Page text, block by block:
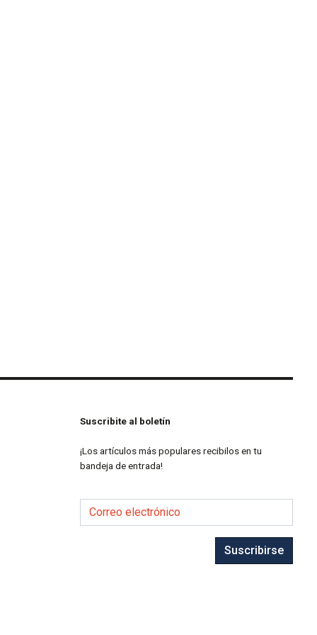
Suscribite al boletín
¡Los artículos más populares recibilos en tu
bandeja de entrada!
Correo electrónico
Suscribirse